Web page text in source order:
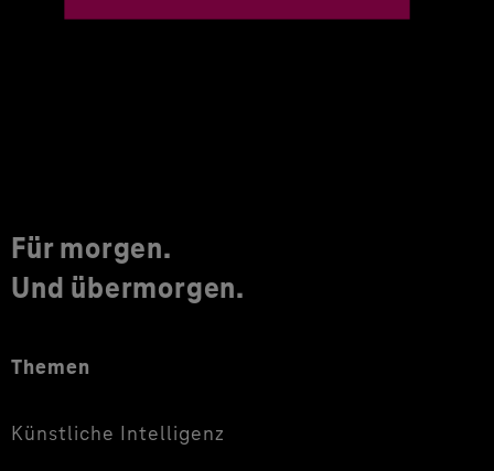
Für morgen.
Und übermorgen.
Themen
Künstliche Intelligenz